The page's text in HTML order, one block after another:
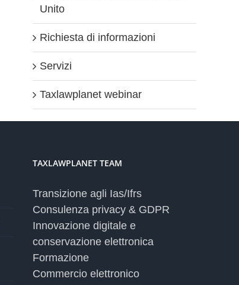
Unito
Richiesta di informazioni
Servizi
Taxlawplanet webinar
TAXLAWPLANET TEAM
Transizione agli Ias/Ifrs
Consulenza privacy & GDPR
Innovazione digitale e
conservazione elettronica
Formazione
Commercio elettronico